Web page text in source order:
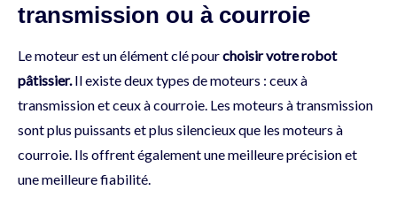
transmission ou à courroie
Le moteur est un élément clé pourchoisir votre robot
pâtissier. Il existe deux types de moteurs : ceux à
transmission et ceux à courroie. Les moteurs à transmission
sont plus puissants et plus silencieux que les moteurs à
courroie. Ils offrent également une meilleure précision et
une meilleure fiabilité.